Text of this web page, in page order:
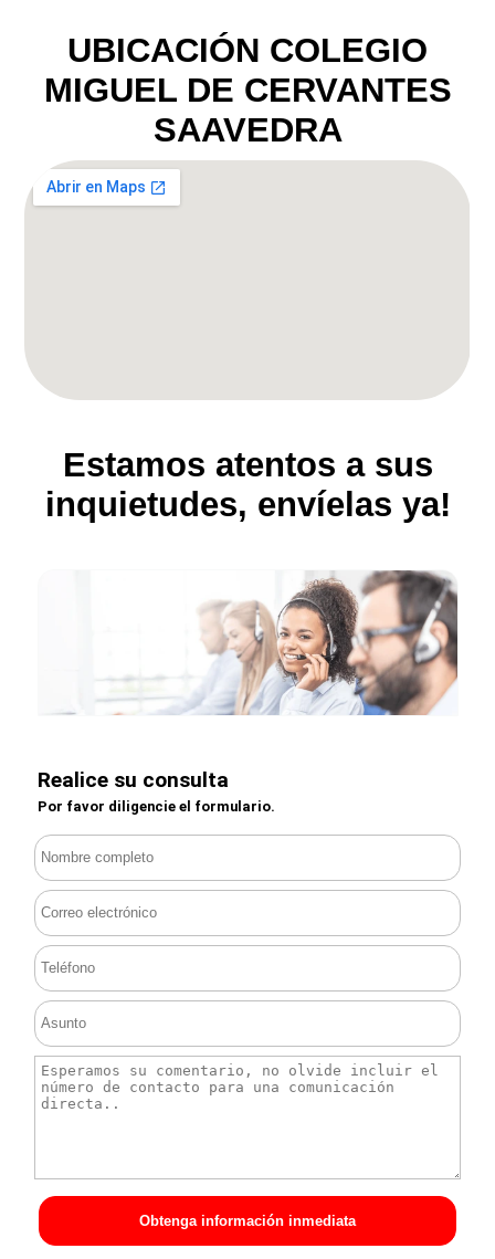
UBICACIÓN COLEGIO
MIGUEL DE CERVANTES
SAAVEDRA
Estamos atentos a sus
inquietudes, envíelas ya!
Realice su consulta
Por favor diligencie el formulario.
Obtenga información inmediata